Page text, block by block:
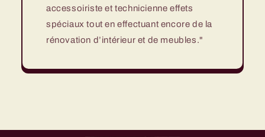
accessoiriste et technicienne effets
spéciaux tout en effectuant encore de la
rénovation d’intérieur et de meubles."